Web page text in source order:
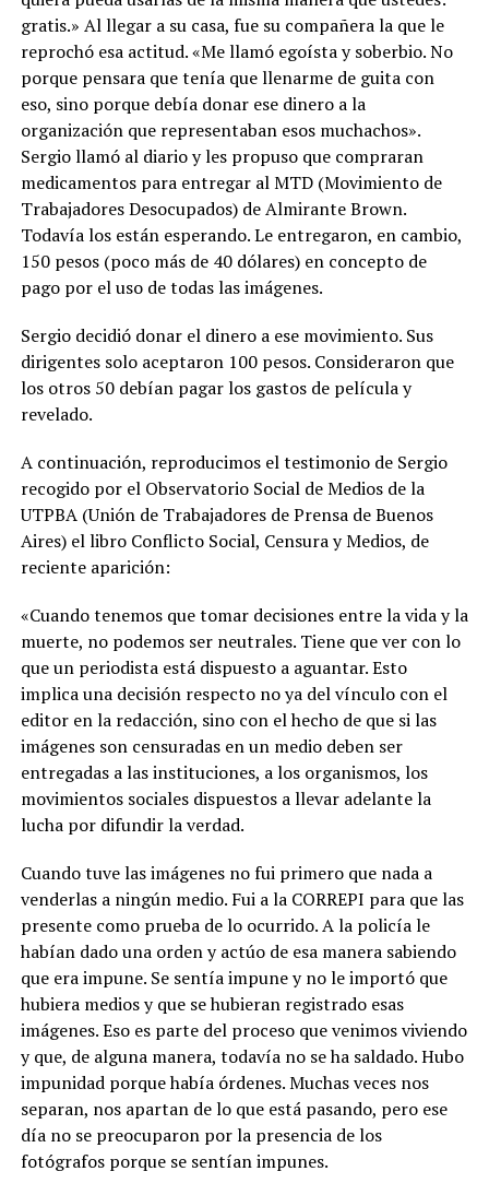
gratis.» Al llegar a su casa, fue su compañera la que le
reprochó esa actitud. «Me llamó egoísta y soberbio. No
porque pensara que tenía que llenarme de guita con
eso, sino porque debía donar ese dinero a la
organización que representaban esos muchachos».
Sergio llamó al diario y les propuso que compraran
medicamentos para entregar al MTD (Movimiento de
Trabajadores Desocupados) de Almirante Brown.
Todavía los están esperando. Le entregaron, en cambio,
150 pesos (poco más de 40 dólares) en concepto de
pago por el uso de todas las imágenes.
Sergio decidió donar el dinero a ese movimiento. Sus
dirigentes solo aceptaron 100 pesos. Consideraron que
los otros 50 debían pagar los gastos de película y
revelado.
A continuación, reproducimos el testimonio de Sergio
recogido por el Observatorio Social de Medios de la
UTPBA (Unión de Trabajadores de Prensa de Buenos
Aires) el libro Conflicto Social, Censura y Medios, de
reciente aparición:
«Cuando tenemos que tomar decisiones entre la vida y la
muerte, no podemos ser neutrales. Tiene que ver con lo
que un periodista está dispuesto a aguantar. Esto
implica una decisión respecto no ya del vínculo con el
editor en la redacción, sino con el hecho de que si las
imágenes son censuradas en un medio deben ser
entregadas a las instituciones, a los organismos, los
movimientos sociales dispuestos a llevar adelante la
lucha por difundir la verdad.
Cuando tuve las imágenes no fui primero que nada a
venderlas a ningún medio. Fui a la CORREPI para que las
presente como prueba de lo ocurrido. A la policía le
habían dado una orden y actúo de esa manera sabiendo
que era impune. Se sentía impune y no le importó que
hubiera medios y que se hubieran registrado esas
imágenes. Eso es parte del proceso que venimos viviendo
y que, de alguna manera, todavía no se ha saldado. Hubo
impunidad porque había órdenes. Muchas veces nos
separan, nos apartan de lo que está pasando, pero ese
día no se preocuparon por la presencia de los
fotógrafos porque se sentían impunes.